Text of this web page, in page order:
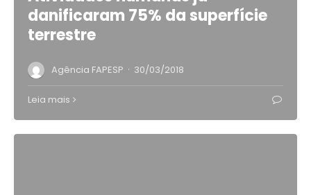
danificaram 75% da superfície
terrestre
Agência FAPESP · 30/03/2018
Leia mais